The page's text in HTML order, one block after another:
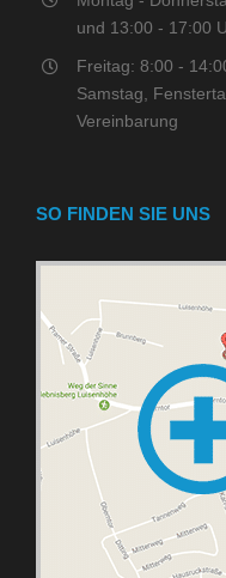
und 13:00 - 17:00
Freitag: 8:00 -
Samstag,
Vereinbarung
SO FINDEN SIE UNS